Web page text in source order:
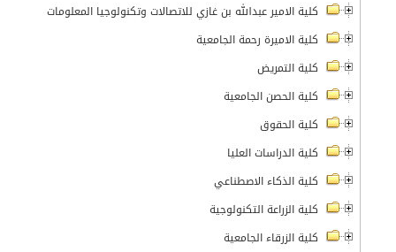
كلية الامير عبدالله بن غازي للاتصالات وتكنولوجيا المعلومات
كلية الاميرة رحمة الجامعية
كلية التمريض
كلية الحصن الجامعية
كلية الحقوق
كلية الدراسات العليا
كلية الذكاء الاصطناعي
كلية الزراعة التكنولوجية
كلية الزرقاء الجامعية